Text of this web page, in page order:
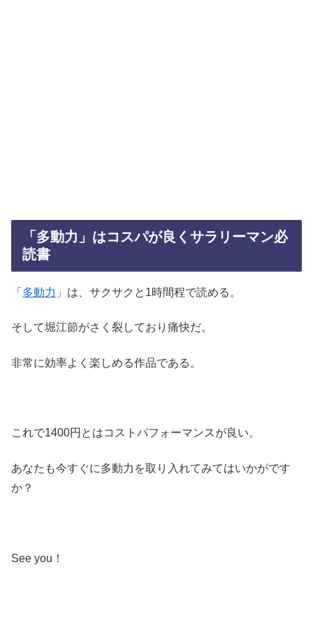
「多動力」はコスパが良くサラリーマン必
読書
「 多動力 」は、サクサクと1時間程で読める。
そして堀江節がさく裂しており痛快だ。
非常に効率よく楽しめる作品である。
これで1400円とはコストパフォーマンスが良い。
あなたも今すぐに多動力を取り入れてみてはいかがです
か？
See you！